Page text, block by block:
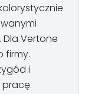
Vertone
firmy.
i